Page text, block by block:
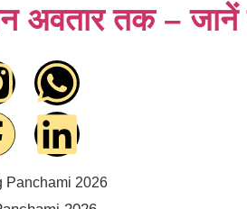
अवतार तक – जानें